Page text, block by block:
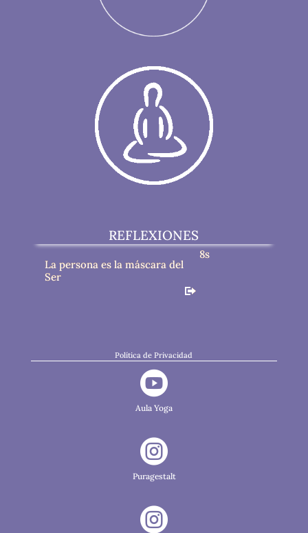
REFLEXIONES
8s
La persona es la máscara del
Ser
Política de Privacidad

Aula Yoga

Puragestalt
